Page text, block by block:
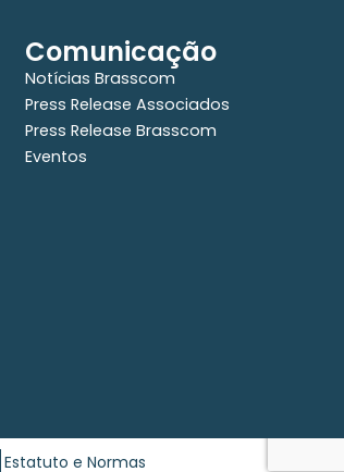
Comunicação
Notícias Brasscom
Press Release Associados
Press Release Brasscom
Eventos
Estatuto e Normas